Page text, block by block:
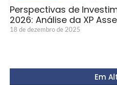
Perspectivas de
2026: Análise da XP
18 de dezembro de 2025
Em